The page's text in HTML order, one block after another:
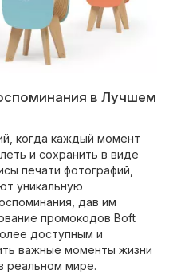
в Лучшем
когда каждый момент
и сохранить в виде
печати фотографий,
уникальную
дав им
промокодов Boft
доступным и
важные моменты жизни
реальном мире.